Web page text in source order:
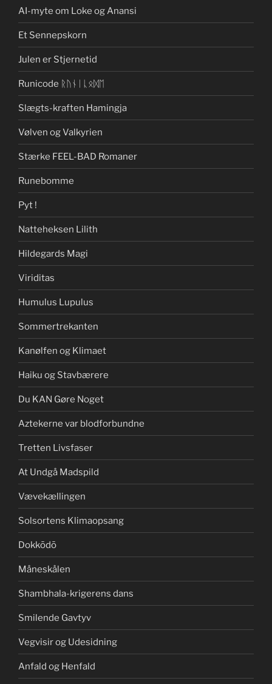
AI-myte om Loke og Anansi
Et Sennepskorn
Julen er Stjernetid
Runicode ᚱᚢᚾᛁᚳᛟᛞᛖ
Slægts-kraften Hamingja
Vølven og Valkyrien
Stærke FEEL-BAD Romaner
Runebomme
Pyt !
Natteheksen Lilith
Hildegards Magi
Viriditas
Humulus Lupulus
Sommertrekanten
Kanølfen og Klimaet
Haiku og Stavbærere
Du KAN Gøre Noget
Aztekerne var blodforbundne
Tretten Livsfaser
At Undgå Madspild
Vævekællingen
Solsortens Klimaopsang
Dokkōdō
Måneskålen
Shambhala-krigerens dans
Smilende Gavtyv
Vegvisir og Udesidning
Anfald og Henfald